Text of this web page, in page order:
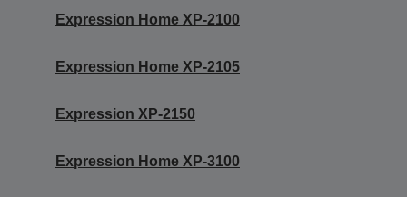
Expression Home XP-2100
Expression Home XP-2105
Expression XP-2150
Expression Home XP-3100